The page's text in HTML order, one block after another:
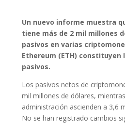
Un nuevo informe muestra
tiene más de 2 mil millones
pasivos en varias
Ethereum (ETH) constituyen
pasivos.
Los pasivos netos de
mil millones de dólares,
administración ascienden a 3,6
No se han registrado cambios